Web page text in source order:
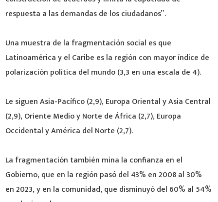
respuesta a las demandas de los ciudadanos”.
Una muestra de la fragmentación social es que
Latinoamérica y el Caribe es la región con mayor índice de
polarización política del mundo (3,3 en una escala de 4).
Le siguen Asia-Pacífico (2,9), Europa Oriental y Asia Central
(2,9), Oriente Medio y Norte de África (2,7), Europa
Occidental y América del Norte (2,7).
La fragmentación también mina la confianza en el
Gobierno, que en la región pasó del 43% en 2008 al 30%
en 2023, y en la comunidad, que disminuyó del 60% al 54%